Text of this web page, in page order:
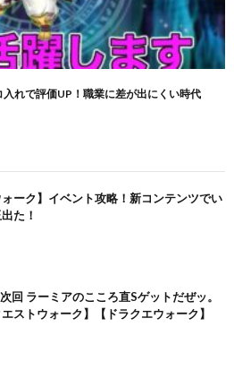
ォーク】イベント攻略！新コンテンツでい
た！
回 ラーミアのこころ直Sゲットだぜッ。
エストウォーク】【ドラクエウォーク】